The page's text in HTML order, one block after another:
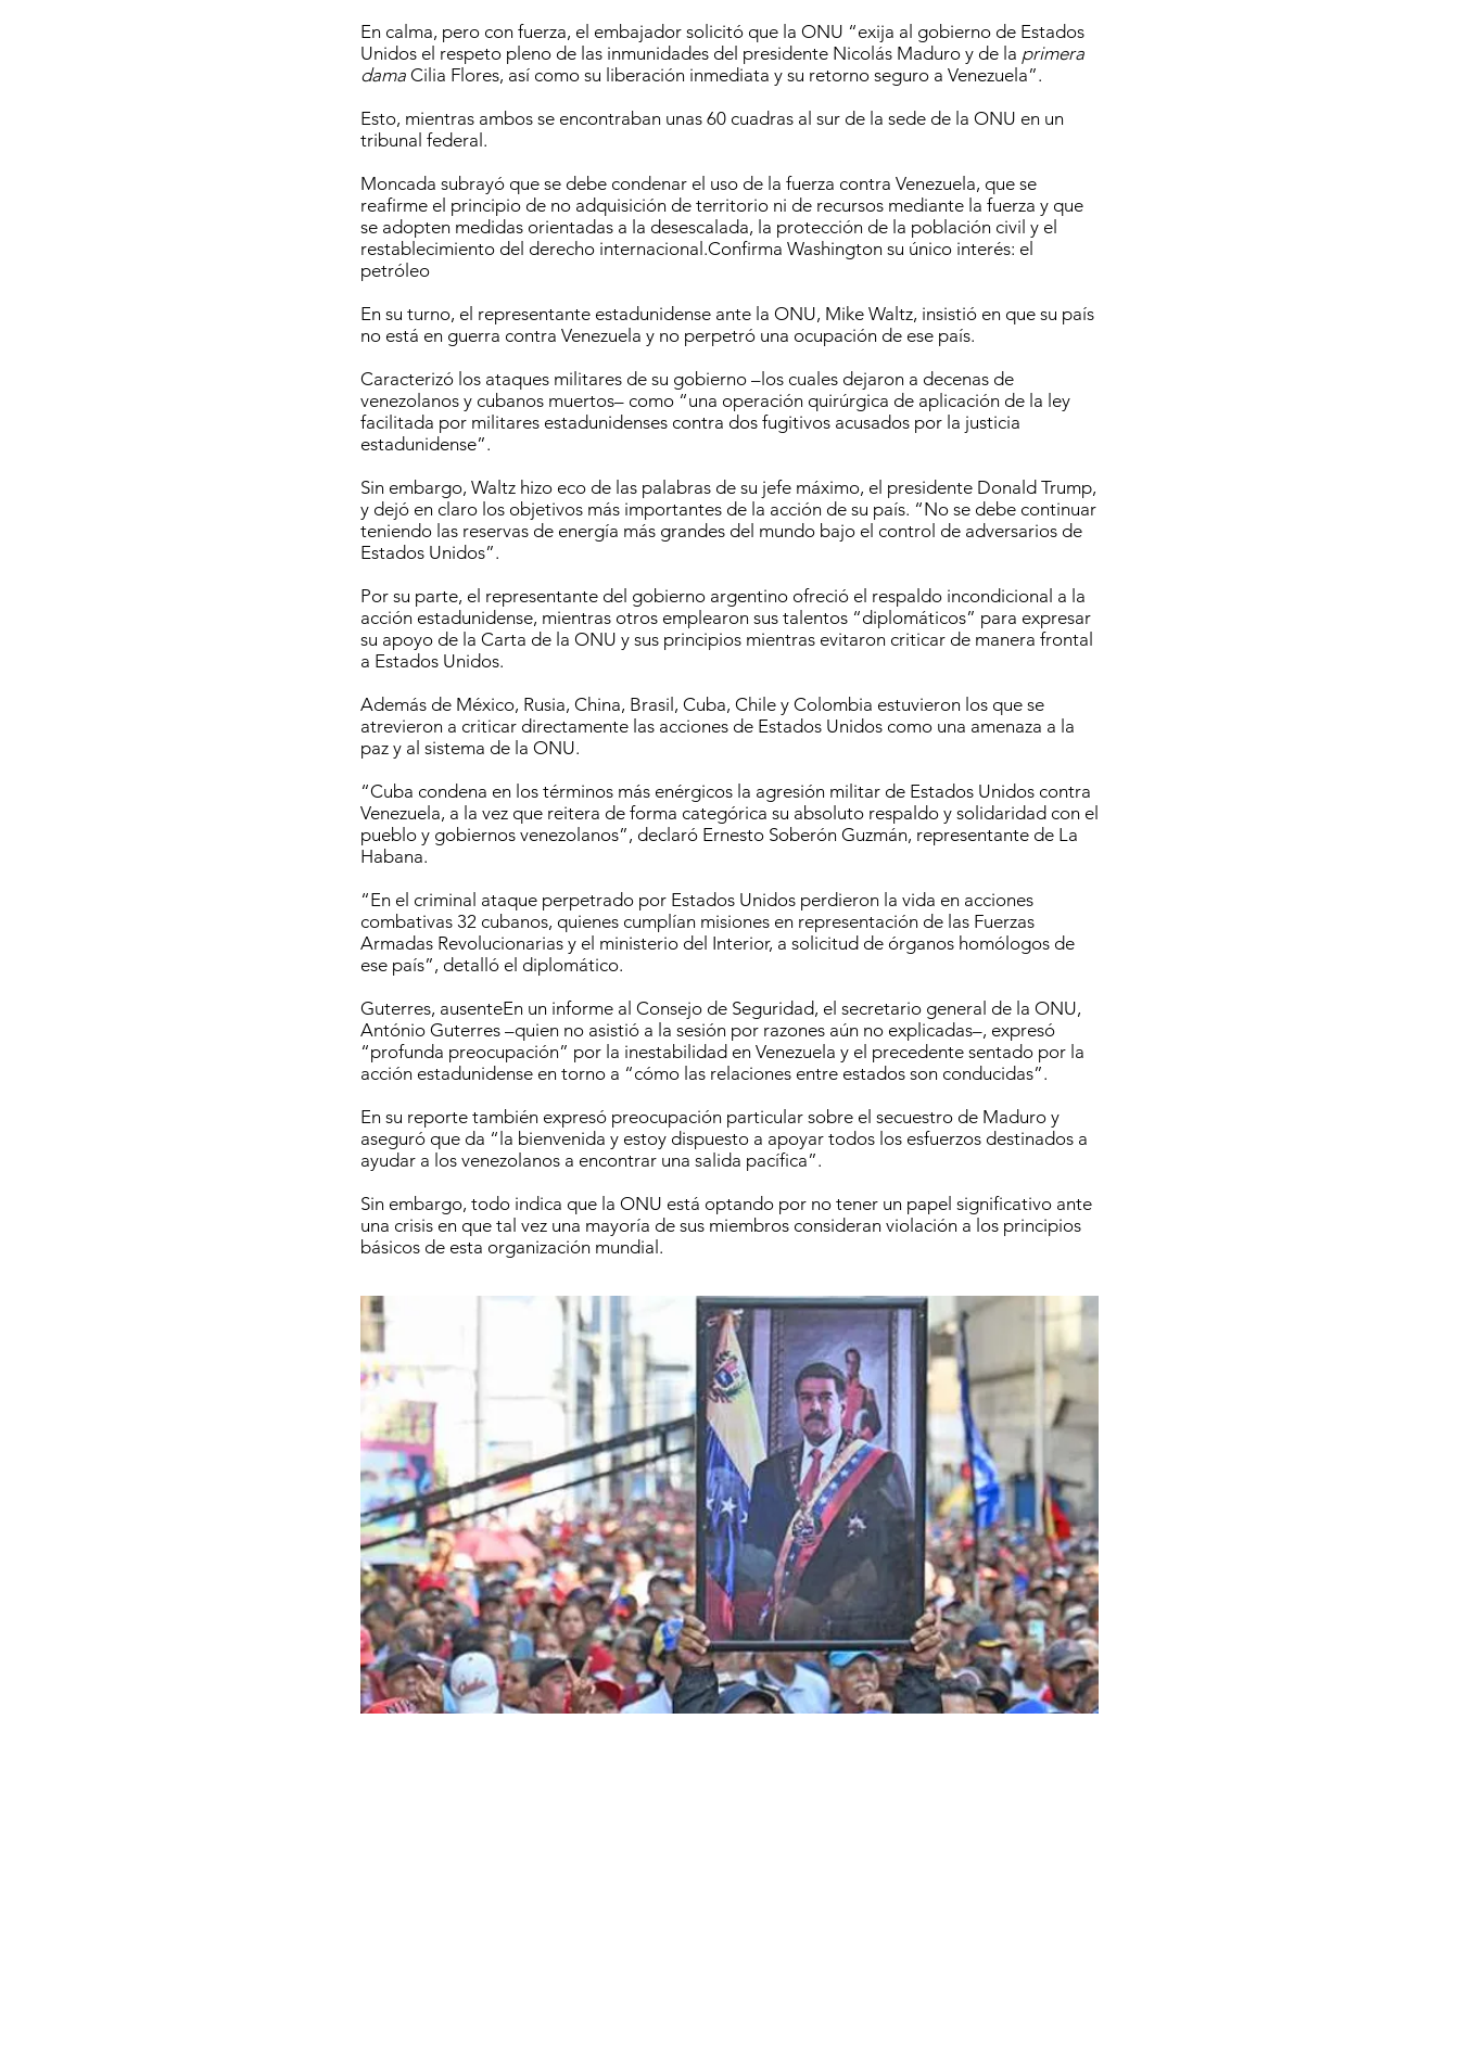
En calma, pero con fuerza, el embajador solicitó que la ONU “exija al gobierno de Estados
Unidos el respeto pleno de las inmunidades del presidente Nicolás Maduro y de la primera
dama Cilia Flores, así como su liberación inmediata y su retorno seguro a Venezuela”.
Esto, mientras ambos se encontraban unas 60 cuadras al sur de la sede de la ONU en un
tribunal federal.
Moncada subrayó que se debe condenar el uso de la fuerza contra Venezuela, que se
reafirme el principio de no adquisición de territorio ni de recursos mediante la fuerza y que
se adopten medidas orientadas a la desescalada, la protección de la población civil y el
restablecimiento del derecho internacional.Confirma Washington su único interés: el
petróleo
En su turno, el representante estadunidense ante la ONU, Mike Waltz, insistió en que su país
no está en guerra contra Venezuela y no perpetró una ocupación de ese país.
Caracterizó los ataques militares de su gobierno –los cuales dejaron a decenas de
venezolanos y cubanos muertos– como “una operación quirúrgica de aplicación de la ley
facilitada por militares estadunidenses contra dos fugitivos acusados por la justicia
estadunidense”.
Sin embargo, Waltz hizo eco de las palabras de su jefe máximo, el presidente Donald Trump,
y dejó en claro los objetivos más importantes de la acción de su país. “No se debe continuar
teniendo las reservas de energía más grandes del mundo bajo el control de adversarios de
Estados Unidos”.
Por su parte, el representante del gobierno argentino ofreció el respaldo incondicional a la
acción estadunidense, mientras otros emplearon sus talentos “diplomáticos” para expresar
su apoyo de la Carta de la ONU y sus principios mientras evitaron criticar de manera frontal
a Estados Unidos.
Además de México, Rusia, China, Brasil, Cuba, Chile y Colombia estuvieron los que se
atrevieron a criticar directamente las acciones de Estados Unidos como una amenaza a la
paz y al sistema de la ONU.
“Cuba condena en los términos más enérgicos la agresión militar de Estados Unidos contra
Venezuela, a la vez que reitera de forma categórica su absoluto respaldo y solidaridad con el
pueblo y gobiernos venezolanos”, declaró Ernesto Soberón Guzmán, representante de La
Habana.
“En el criminal ataque perpetrado por Estados Unidos perdieron la vida en acciones
combativas 32 cubanos, quienes cumplían misiones en representación de las Fuerzas
Armadas Revolucionarias y el ministerio del Interior, a solicitud de órganos homólogos de
ese país”, detalló el diplomático.
Guterres, ausenteEn un informe al Consejo de Seguridad, el secretario general de la ONU,
António Guterres –quien no asistió a la sesión por razones aún no explicadas–, expresó
“profunda preocupación” por la inestabilidad en Venezuela y el precedente sentado por la
acción estadunidense en torno a “cómo las relaciones entre estados son conducidas”.
En su reporte también expresó preocupación particular sobre el secuestro de Maduro y
aseguró que da “la bienvenida y estoy dispuesto a apoyar todos los esfuerzos destinados a
ayudar a los venezolanos a encontrar una salida pacífica”.
Sin embargo, todo indica que la ONU está optando por no tener un papel significativo ante
una crisis en que tal vez una mayoría de sus miembros consideran violación a los principios
básicos de esta organización mundial.